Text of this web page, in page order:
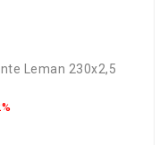
Leman 230x2,5